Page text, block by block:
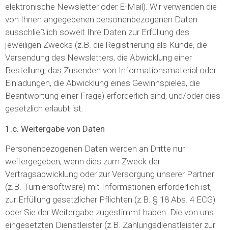
elektronische Newsletter oder E-Mail). Wir verwenden die
von Ihnen angegebenen personenbezogenen Daten
ausschließlich soweit Ihre Daten zur Erfüllung des
jeweiligen Zwecks (z.B. die Registrierung als Kunde, die
Versendung des Newsletters, die Abwicklung einer
Bestellung, das Zusenden von Informationsmaterial oder
Einladungen, die Abwicklung eines Gewinnspieles, die
Beantwortung einer Frage) erforderlich sind, und/oder dies
gesetzlich erlaubt ist.
1.c. Weitergabe von Daten
Personenbezogenen Daten werden an Dritte nur
weitergegeben, wenn dies zum Zweck der
Vertragsabwicklung oder zur Versorgung unserer Partner
(z.B. Turniersoftware) mit Informationen erforderlich ist,
zur Erfüllung gesetzlicher Pflichten (z.B. § 18 Abs. 4 ECG)
oder Sie der Weitergabe zugestimmt haben. Die von uns
eingesetzten Dienstleister (z.B. Zahlungsdienstleister zur